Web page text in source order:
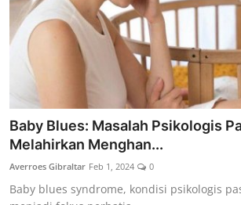
Baby Blues: Masalah Psikologis
Melahirkan Menghan...
Averroes Gibraltar Feb 1, 2024 0
Baby blues syndrome, kondisi psikologis